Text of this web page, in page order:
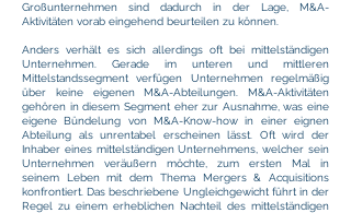
Großunternehmen sind dadurch in der Lage, M&A-
Aktivitäten vorab eingehend beurteilen zu können.
Anders verhält es sich allerdings oft bei mittelständigen
Unternehmen. Gerade im unteren und mittleren
Mittelstandssegment verfügen Unternehmen regelmäßig
über keine eigenen M&A-Abteilungen. M&A-Aktivitäten
gehören in diesem Segment eher zur Ausnahme, was eine
eigene Bündelung von M&A-Know-how in einer eignen
Abteilung als unrentabel erscheinen lässt. Oft wird der
Inhaber eines mittelständigen Unternehmens, welcher sein
Unternehmen veräußern möchte, zum ersten Mal in
seinem Leben mit dem Thema Mergers & Acquisitions
konfrontiert. Das beschriebene Ungleichgewicht führt in der
Regel zu einem erheblichen Nachteil des mittelständigen